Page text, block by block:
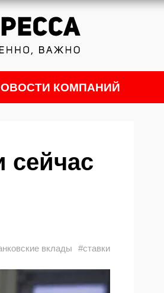
КОМПАНИЙ
сейчас
вклады #ставки